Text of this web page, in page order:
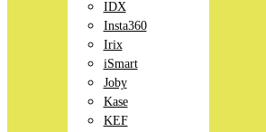
IDX
Insta360
Irix
iSmart
Joby
Kase
KEF